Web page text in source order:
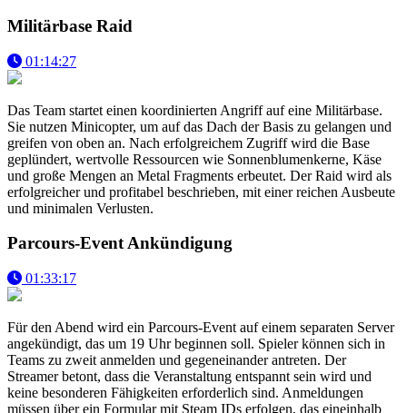
Militärbase Raid
01:14:27
Das Team startet einen koordinierten Angriff auf eine Militärbase.
Sie nutzen Minicopter, um auf das Dach der Basis zu gelangen und
greifen von oben an. Nach erfolgreichem Zugriff wird die Base
geplündert, wertvolle Ressourcen wie Sonnenblumenkerne, Käse
und große Mengen an Metal Fragments erbeutet. Der Raid wird als
erfolgreicher und profitabel beschrieben, mit einer reichen Ausbeute
und minimalen Verlusten.
Parcours-Event Ankündigung
01:33:17
Für den Abend wird ein Parcours-Event auf einem separaten Server
angekündigt, das um 19 Uhr beginnen soll. Spieler können sich in
Teams zu zweit anmelden und gegeneinander antreten. Der
Streamer betont, dass die Veranstaltung entspannt sein wird und
keine besonderen Fähigkeiten erforderlich sind. Anmeldungen
müssen über ein Formular mit Steam IDs erfolgen, das eineinhalb